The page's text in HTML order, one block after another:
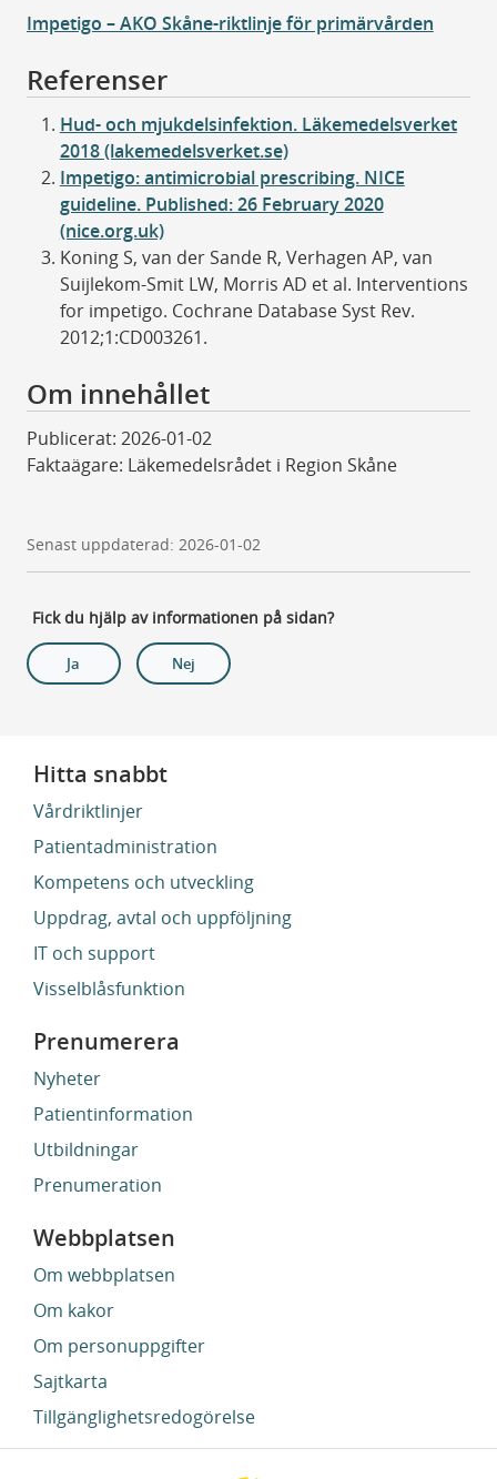
Impetigo – AKO Skåne-riktlinje för primärvården
Referenser
Hud- och mjukdelsinfektion. Läkemedelsverket
2018 (lakemedelsverket.se)
Impetigo: antimicrobial prescribing. NICE
guideline. Published: 26 February 2020
(nice.org.uk)
Koning S, van der Sande R, Verhagen AP, van
Suijlekom-Smit LW, Morris AD et al. Interventions
for impetigo. Cochrane Database Syst Rev.
2012;1:CD003261.
Om innehållet
Publicerat: 2026-01-02
Faktaägare: Läkemedelsrådet i Region Skåne
Senast uppdaterad: 2026-01-02
Fick du hjälp av informationen på sidan?
Ja Nej
Hitta snabbt
Vårdriktlinjer
Patientadministration
Kompetens och utveckling
Uppdrag, avtal och uppföljning
IT och support
Visselblåsfunktion
Prenumerera
Nyheter
Patientinformation
Utbildningar
Prenumeration
Webbplatsen
Om webbplatsen
Om kakor
Om personuppgifter
Sajtkarta
Tillgänglighetsredogörelse